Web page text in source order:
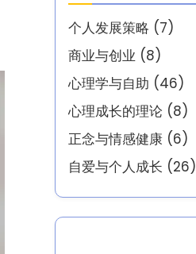
个人发展策略 (7)
商业与创业 (8)
心理学与自助 (46)
心理成长的理论 (8)
正念与情感健康 (6)
自爱与个人成长 (26)